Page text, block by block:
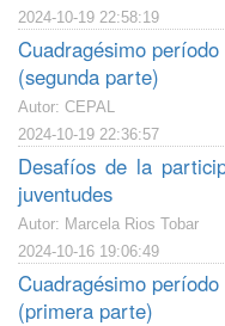
2024-10-19 22:58:19
Cuadragésimo
(segunda parte)
Autor: CEPAL
2024-10-19 22:36:57
Desafíos de la
juventudes
Autor: Marcela Rios Tobar
2024-10-16 19:06:49
Cuadragésimo
(primera parte)